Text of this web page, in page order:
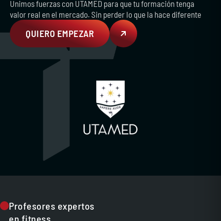
Unimos fuerzas con UTAMED para que tu formación tenga
valor real en el mercado. Sin perder lo que la hace diferente
QUIERO EMPEZAR
Profesores expertos
en fitness